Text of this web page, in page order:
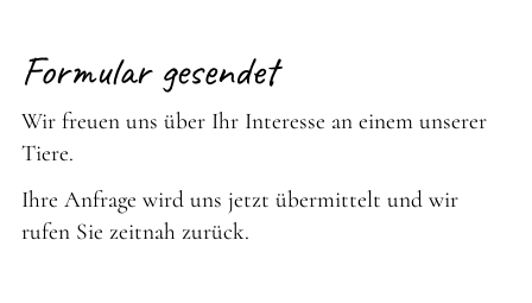
Formular gesendet
Wir freuen uns über Ihr Interesse an einem unserer
Tiere.
Ihre Anfrage wird uns jetzt übermittelt und wir
rufen Sie zeitnah zurück.